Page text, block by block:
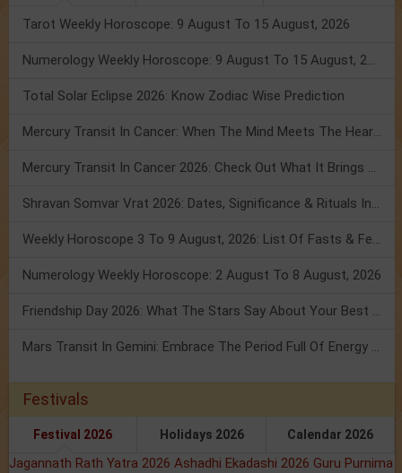
Tarot Weekly Horoscope: 9 August To 15 August, 2026
Numerology Weekly Horoscope: 9 August To 15 August, 2026
Total Solar Eclipse 2026: Know Zodiac Wise Prediction
Mercury Transit In Cancer: When The Mind Meets The Heart!
Mercury Transit In Cancer 2026: Check Out What It Brings For You
Shravan Somvar Vrat 2026: Dates, Significance & Rituals In August
Weekly Horoscope 3 To 9 August, 2026: List Of Fasts & Festivals
Numerology Weekly Horoscope: 2 August To 8 August, 2026
Friendship Day 2026: What The Stars Say About Your Best Friend!
Mars Transit In Gemini: Embrace The Period Full Of Energy & Intelligence
Festivals
Festival 2026 Holidays 2026 Calendar 2026
Jagannath Rath Yatra 2026 Ashadhi Ekadashi 2026 Guru Purnima